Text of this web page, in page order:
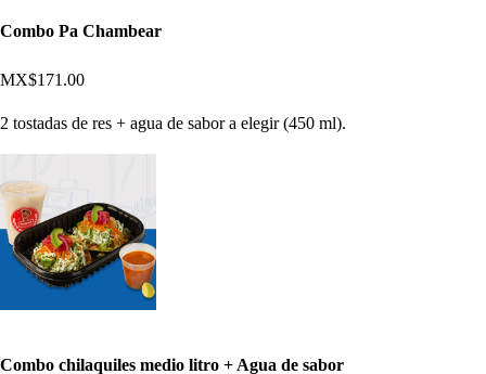
Combo Pa Chambear
MX$171.00
2 tostadas de res + agua de sabor a elegir (450 ml).
Combo chilaquiles medio litro + Agua de sabor